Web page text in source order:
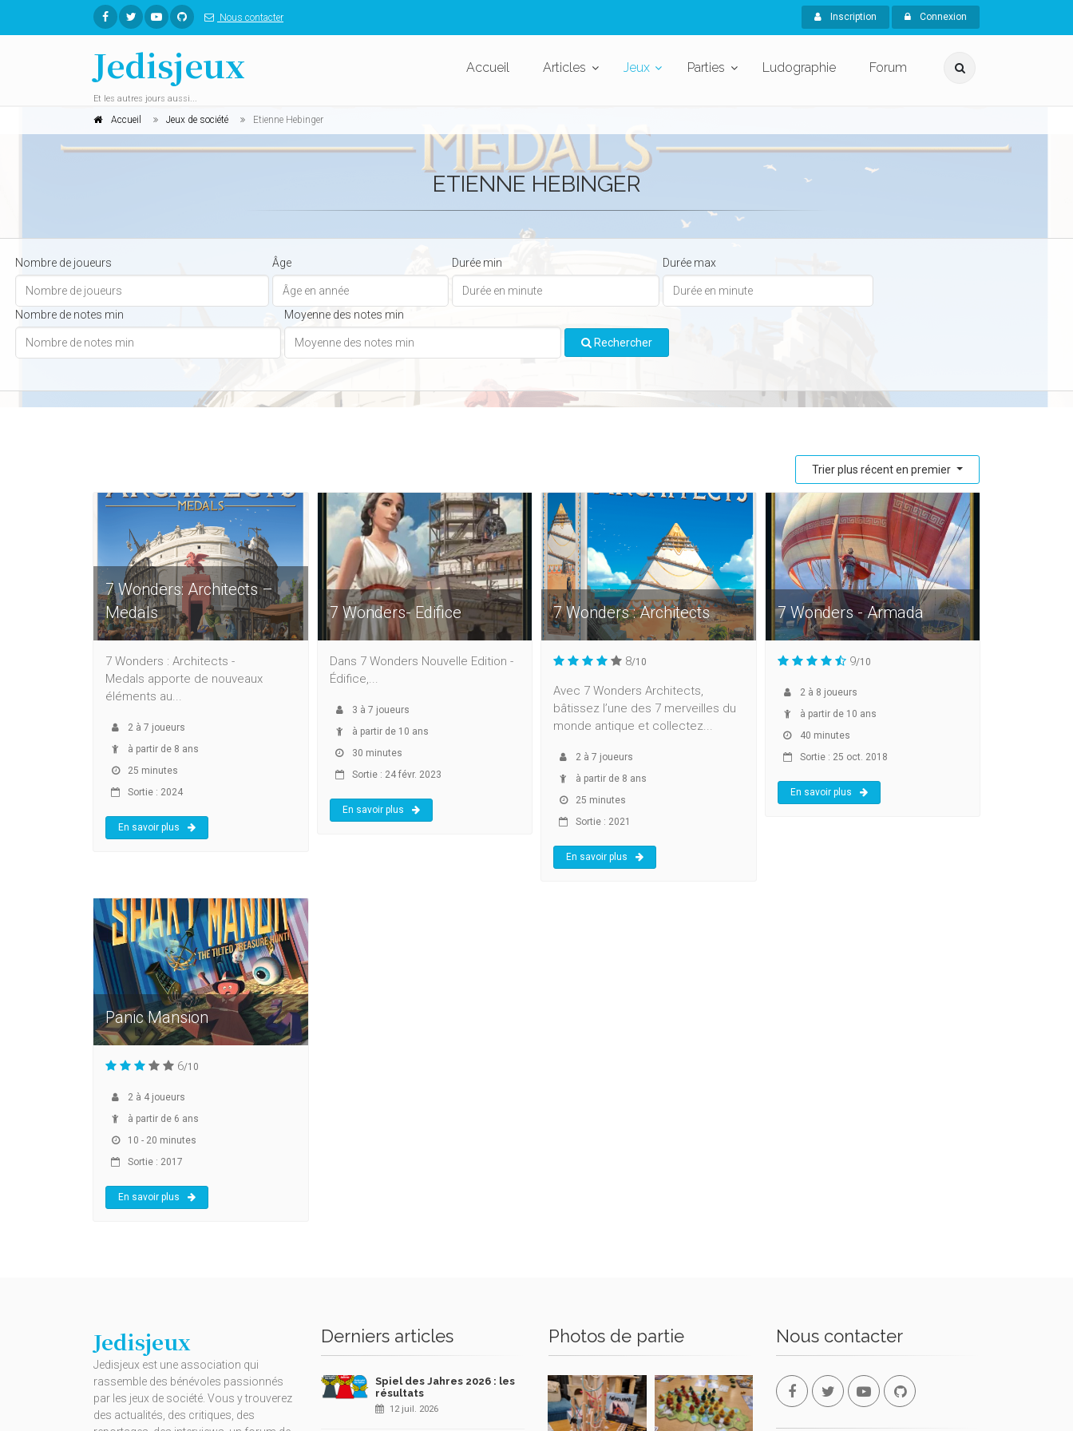
Nous contacter Inscription Connexion
Jedisjeux
Et les autres jours aussi...
Accueil Articles Jeux Parties Ludographie Forum
Accueil Jeux de société Etienne Hebinger
ETIENNE HEBINGER
Nombre de joueurs Âge Durée min Durée max
Nombre de notes min Moyenne des notes min
Rechercher
Trier plus récent en premier
7 Wonders: Architects –
Medals
7 Wonders : Architects -
Medals apporte de nouveaux
éléments au...
2 à 7 joueurs
à partir de 8 ans
25 minutes
Sortie : 2024
En savoir plus
7 Wonders- Edifice
Dans 7 Wonders Nouvelle Edition -
Édifice,...
3 à 7 joueurs
à partir de 10 ans
30 minutes
Sortie : 24 févr. 2023
En savoir plus
7 Wonders : Architects
8/10
Avec 7 Wonders Architects,
bâtissez l’une des 7 merveilles du
monde antique et collectez...
2 à 7 joueurs
à partir de 8 ans
25 minutes
Sortie : 2021
En savoir plus
7 Wonders - Armada
9/10
2 à 8 joueurs
à partir de 10 ans
40 minutes
Sortie : 25 oct. 2018
En savoir plus
Panic Mansion
6/10
2 à 4 joueurs
à partir de 6 ans
10 - 20 minutes
Sortie : 2017
En savoir plus
Jedisjeux
Jedisjeux est une association qui
rassemble des bénévoles passionnés
par les jeux de société. Vous y trouverez
des actualités, des critiques, des
Derniers articles
Spiel des Jahres 2026 : les
résultats
12 juil. 2026
Photos de partie Nous contacter